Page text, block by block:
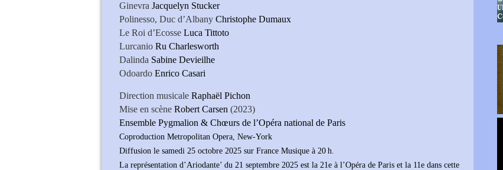
Ginevra Jacquelyn Stucker
Polinesso, Duc d’Albany Christophe Dumaux
Le Roi d’Ecosse Luca Tittoto
Lurcanio Ru Charlesworth
Dalinda Sabine Devieilhe
Odoardo Enrico Casari
Direction musicale Raphaël Pichon
Mise en scène Robert Carsen (2023)
Ensemble Pygmalion & Chœurs de l’Opéra national de Paris
Coproduction Metropolitan Opera, New-York
Diffusion le samedi 25 octobre 2025 sur France Musique à 20 h.
La représentation d’Ariodante’ du 21 septembre 2025 est la 21e à l’Opéra de Paris et la 11e dans cette